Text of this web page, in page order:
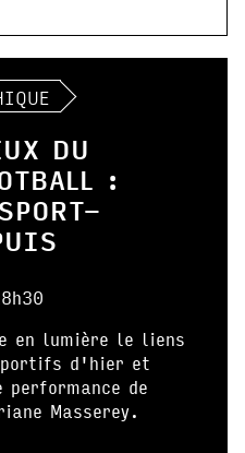
DU
:
en lumière le liens
d'hier et
de
Masserey.